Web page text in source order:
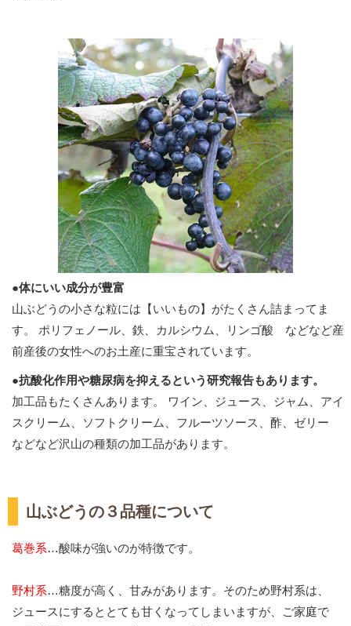
●体にいい成分が豊富
山ぶどうの小さな粒には【いいもの】がたくさん詰まってま
す。 ポリフェノール、鉄、カルシウム、リンゴ酸 などなど産
前産後の女性へのお土産に重宝されています。
●抗酸化作用や糖尿病を抑えるという研究報告もあります。
加工品もたくさんあります。 ワイン、ジュース、ジャム、アイ
スクリーム、ソフトクリーム、フルーツソース、酢、ゼリー
などなど沢山の種類の加工品があります。
山ぶどうの３品種について
葛巻系…酸味が強いのが特徴です。
野村系…糖度が高く、甘みがあります。そのため野村系は、
ジュースにするととても甘くなってしまいますが、ご家庭で